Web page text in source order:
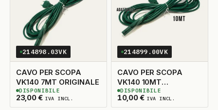
214898.03VK
CAVO PER SCOPA
VK140 7MT ORIGINALE
23,00€ IVA INCL.
3DISPONIBILI
DISPONIBILE
214899.00VK
CAVO PER SCOPA
VK140 10MT
ADATTABILE
10,00€ IVA INCL.
3DISPONIBILI
DISPONIBILE